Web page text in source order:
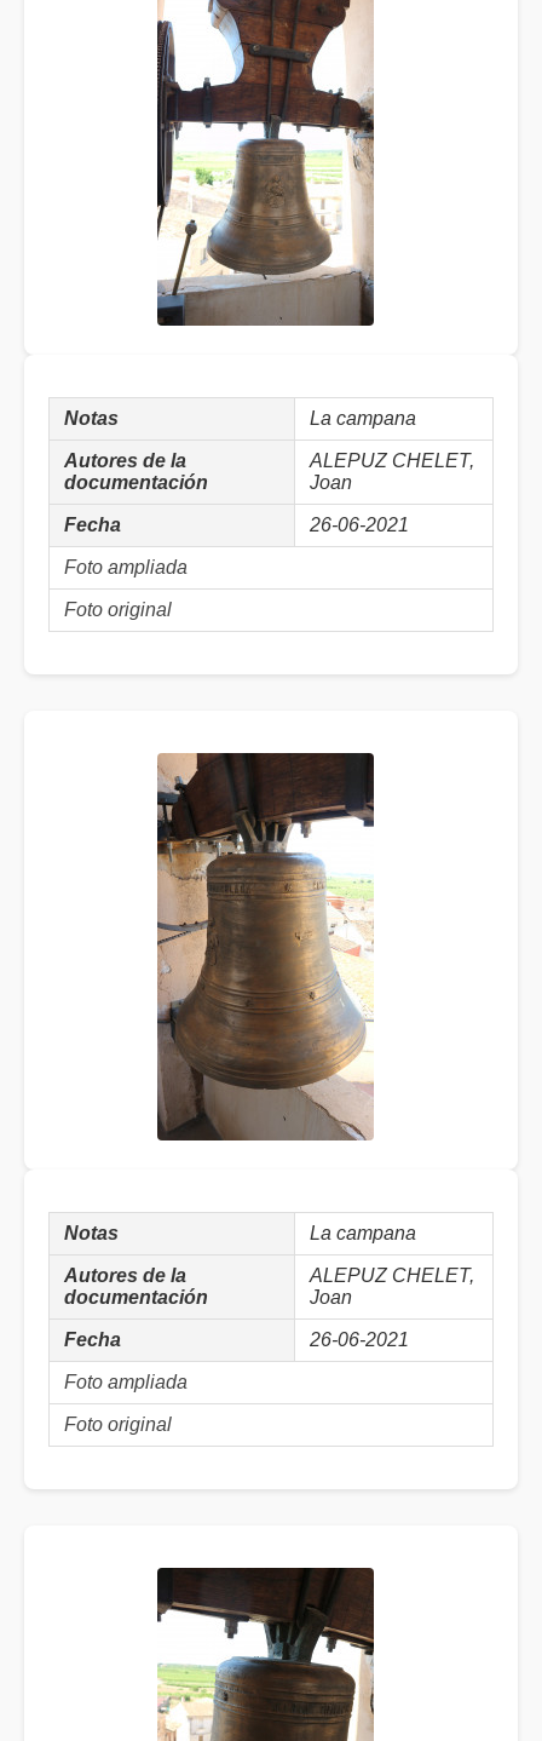
Notas La campana
Autores de la
documentación
ALEPUZ CHELET,
Joan
Fecha 26-06-2021
Foto ampliada
Foto original
Notas La campana
Autores de la
documentación
ALEPUZ CHELET,
Joan
Fecha 26-06-2021
Foto ampliada
Foto original